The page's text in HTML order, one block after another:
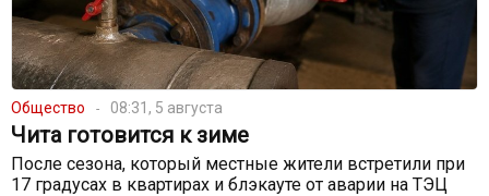
Общество 08:31, 5 августа
Чита готовится к зиме
После сезона, который местные жители встретили при
17 градусах в квартирах и блэкауте от аварии на ТЭЦ